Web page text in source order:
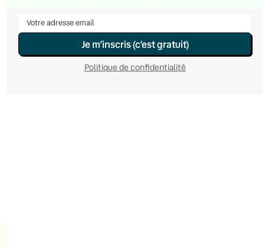
Je m’inscris (c’est gratuit)
Politique de confidentialité